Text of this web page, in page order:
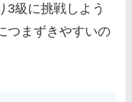
3級に挑戦しよう
つまずきやすいの